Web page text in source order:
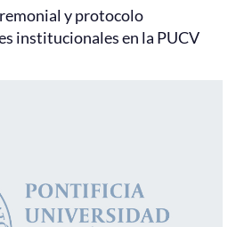
y protocolo
institucionales en la PUCV